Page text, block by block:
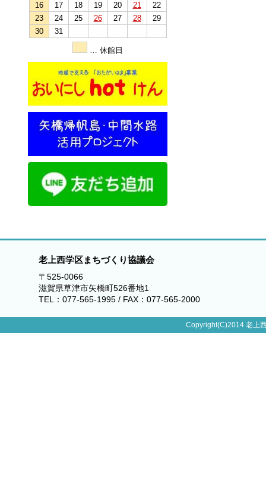
16
17 18 19 20 21
22
23
24 25 26 27 28
29
30
31
… 休館日
老上西学区まちづくり協議会
〒525-0066
滋賀県草津市矢橋町526番地1
TEL：077-565-1995 / FAX：077-565-2000
Copyright(C)2014 老上